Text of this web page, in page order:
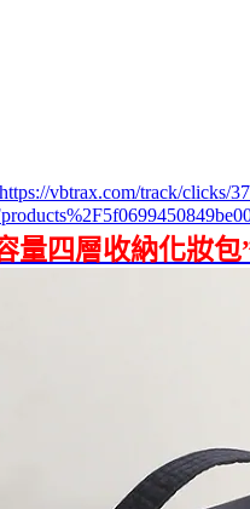
https://vbtrax.com/track/clicks/
四層收納化妝包